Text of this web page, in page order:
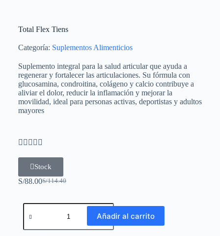
Total Flex Tiens
Categoría: Suplementos Alimenticios
Suplemento integral para la salud articular que ayuda a
regenerar y fortalecer las articulaciones. Su fórmula con
glucosamina, condroitina, colágeno y calcio contribuye a
aliviar el dolor, reducir la inflamación y mejorar la
movilidad, ideal para personas activas, deportistas y adultos
mayores
    
Stock
S/114.40
S/88.00
Añadir al carrito